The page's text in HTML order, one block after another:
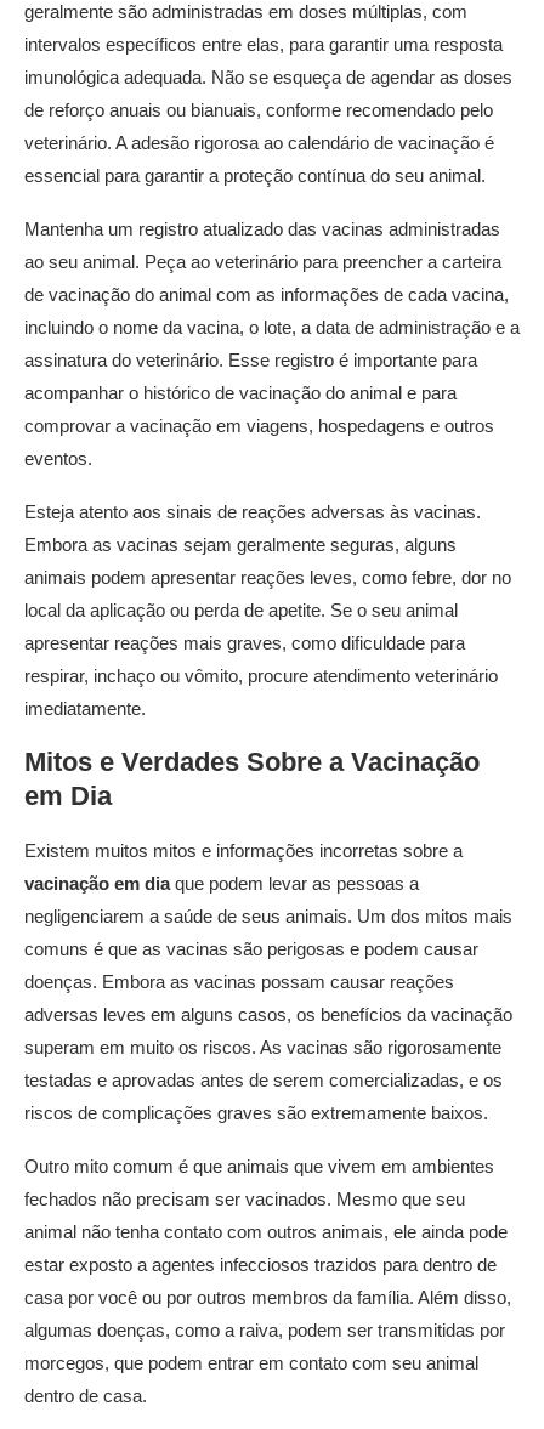
geralmente são administradas em doses múltiplas, com
intervalos específicos entre elas, para garantir uma resposta
imunológica adequada. Não se esqueça de agendar as doses
de reforço anuais ou bianuais, conforme recomendado pelo
veterinário. A adesão rigorosa ao calendário de vacinação é
essencial para garantir a proteção contínua do seu animal.
Mantenha um registro atualizado das vacinas administradas
ao seu animal. Peça ao veterinário para preencher a carteira
de vacinação do animal com as informações de cada vacina,
incluindo o nome da vacina, o lote, a data de administração e a
assinatura do veterinário. Esse registro é importante para
acompanhar o histórico de vacinação do animal e para
comprovar a vacinação em viagens, hospedagens e outros
eventos.
Esteja atento aos sinais de reações adversas às vacinas.
Embora as vacinas sejam geralmente seguras, alguns
animais podem apresentar reações leves, como febre, dor no
local da aplicação ou perda de apetite. Se o seu animal
apresentar reações mais graves, como dificuldade para
respirar, inchaço ou vômito, procure atendimento veterinário
imediatamente.
Mitos e Verdades Sobre a Vacinação
em Dia
Existem muitos mitos e informações incorretas sobre a
vacinação em diaque podem levar as pessoas a
negligenciarem a saúde de seus animais. Um dos mitos mais
comuns é que as vacinas são perigosas e podem causar
doenças. Embora as vacinas possam causar reações
adversas leves em alguns casos, os benefícios da vacinação
superam em muito os riscos. As vacinas são rigorosamente
testadas e aprovadas antes de serem comercializadas, e os
riscos de complicações graves são extremamente baixos.
Outro mito comum é que animais que vivem em ambientes
fechados não precisam ser vacinados. Mesmo que seu
animal não tenha contato com outros animais, ele ainda pode
estar exposto a agentes infecciosos trazidos para dentro de
casa por você ou por outros membros da família. Além disso,
algumas doenças, como a raiva, podem ser transmitidas por
morcegos, que podem entrar em contato com seu animal
dentro de casa.